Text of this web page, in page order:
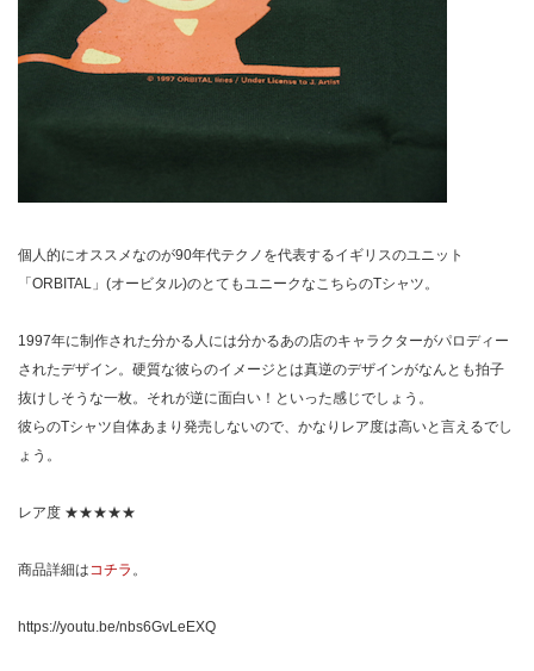
個人的にオススメなのが90年代テクノを代表するイギリスのユニット
「ORBITAL」(オービタル)のとてもユニークなこちらのTシャツ。
1997年に制作された分かる人には分かるあの店のキャラクターがパロディー
されたデザイン。硬質な彼らのイメージとは真逆のデザインがなんとも拍子
抜けしそうな一枚。それが逆に面白い！といった感じでしょう。
彼らのTシャツ自体あまり発売しないので、かなりレア度は高いと言えるでし
ょう。
レア度 ★★★★★
商品詳細はコチラ 。
https://youtu.be/nbs6GvLeEXQ